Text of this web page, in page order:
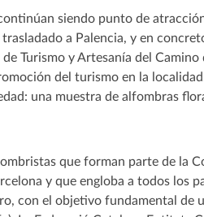
siendo punto de
a Palencia, y en
Turismo y Artesanía del
del turismo en la
una muestra de alfombras
que forman parte de la
y que engloba a todos los
con el objetivo fundamental